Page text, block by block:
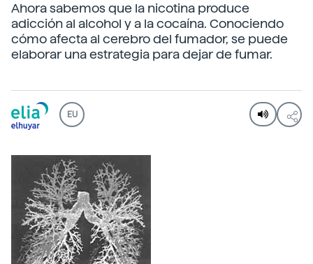
Ahora sabemos que la nicotina produce
adicción al alcohol y a la cocaína. Conociendo
cómo afecta al cerebro del fumador, se puede
elaborar una estrategia para dejar de fumar.
EU